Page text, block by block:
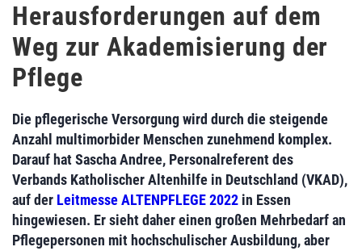
Herausforderungen auf dem
Weg zur Akademisierung der
Pflege
Die pflegerische Versorgung wird durch die steigende
Anzahl multimorbider Menschen zunehmend komplex.
Darauf hat Sascha Andree, Personalreferent des
Verbands Katholischer Altenhilfe in Deutschland (VKAD),
auf der Leitmesse ALTENPFLEGE 2022 in Essen
hingewiesen. Er sieht daher einen großen Mehrbedarf an
Pflegepersonen mit hochschulischer Ausbildung, aber